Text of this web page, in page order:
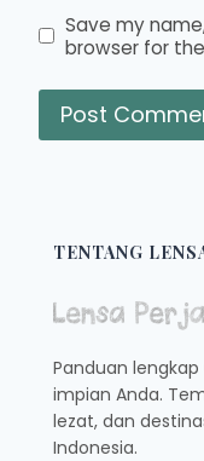
Save my
browser for
TENTANG
Panduan
impian Anda.
lezat, dan
Indonesia.